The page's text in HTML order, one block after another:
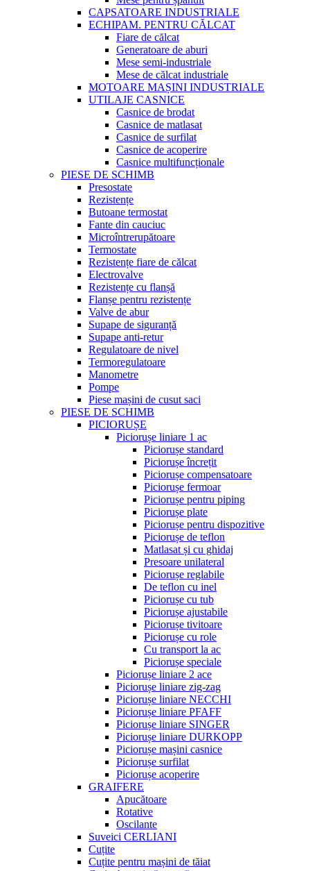
CAPSATOARE INDUSTRIALE
ECHIPAM. PENTRU CĂLCAT
Fiare de călcat
Generatoare de aburi
Mese semi-industriale
Mese de călcat industriale
MOTOARE MAȘINI INDUSTRIALE
UTILAJE CASNICE
Casnice de brodat
Casnice de matlasat
Casnice de surfilat
Casnice de acoperire
Casnice multifuncționale
PIESE DE SCHIMB
Presostate
Rezistențe
Butoane termostat
Fante din cauciuc
Microîntrerupătoare
Termostate
Rezistențe fiare de călcat
Electrovalve
Rezistențe cu flanșă
Flanșe pentru rezistențe
Valve de abur
Supape de siguranță
Supape anti-retur
Regulatoare de nivel
Termoregulatoare
Manometre
Pompe
Piese mașini de cusut saci
PIESE DE SCHIMB
PICIORUȘE
Piciorușe liniare 1 ac
Piciorușe standard
Piciorușe încrețit
Piciorușe compensatoare
Piciorușe fermoar
Piciorușe pentru piping
Piciorușe plate
Piciorușe pentru dispozitive
Piciorușe de teflon
Matlasat și cu ghidaj
Presoare unilateral
Piciorușe reglabile
De teflon cu inel
Piciorușe cu tub
Piciorușe ajustabile
Piciorușe tivitoare
Piciorușe cu role
Cu transport la ac
Piciorușe speciale
Piciorușe liniare 2 ace
Piciorușe liniare zig-zag
Piciorușe liniare NECCHI
Piciorușe liniare PFAFF
Piciorușe liniare SINGER
Piciorușe liniare DURKOPP
Piciorușe mașini casnice
Piciorușe surfilat
Piciorușe acoperire
GRAIFERE
Apucătoare
Rotative
Oscilante
Suveici CERLIANI
Cuțite
Cuțite pentru mașini de tăiat